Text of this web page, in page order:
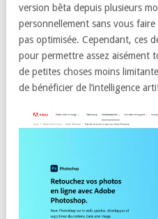
version bêta depuis plusieurs
personnellement sans vous
pas optimisée. Cependant, ces
pour permettre assez aisément
de petites choses moins
de bénéficier de l’intelligence